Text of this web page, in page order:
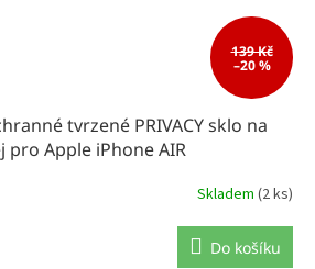
139 Kč
–20 %
tvrzené PRIVACY sklo na
pro Apple iPhone AIR
Skladem (2 ks)
Do košíku